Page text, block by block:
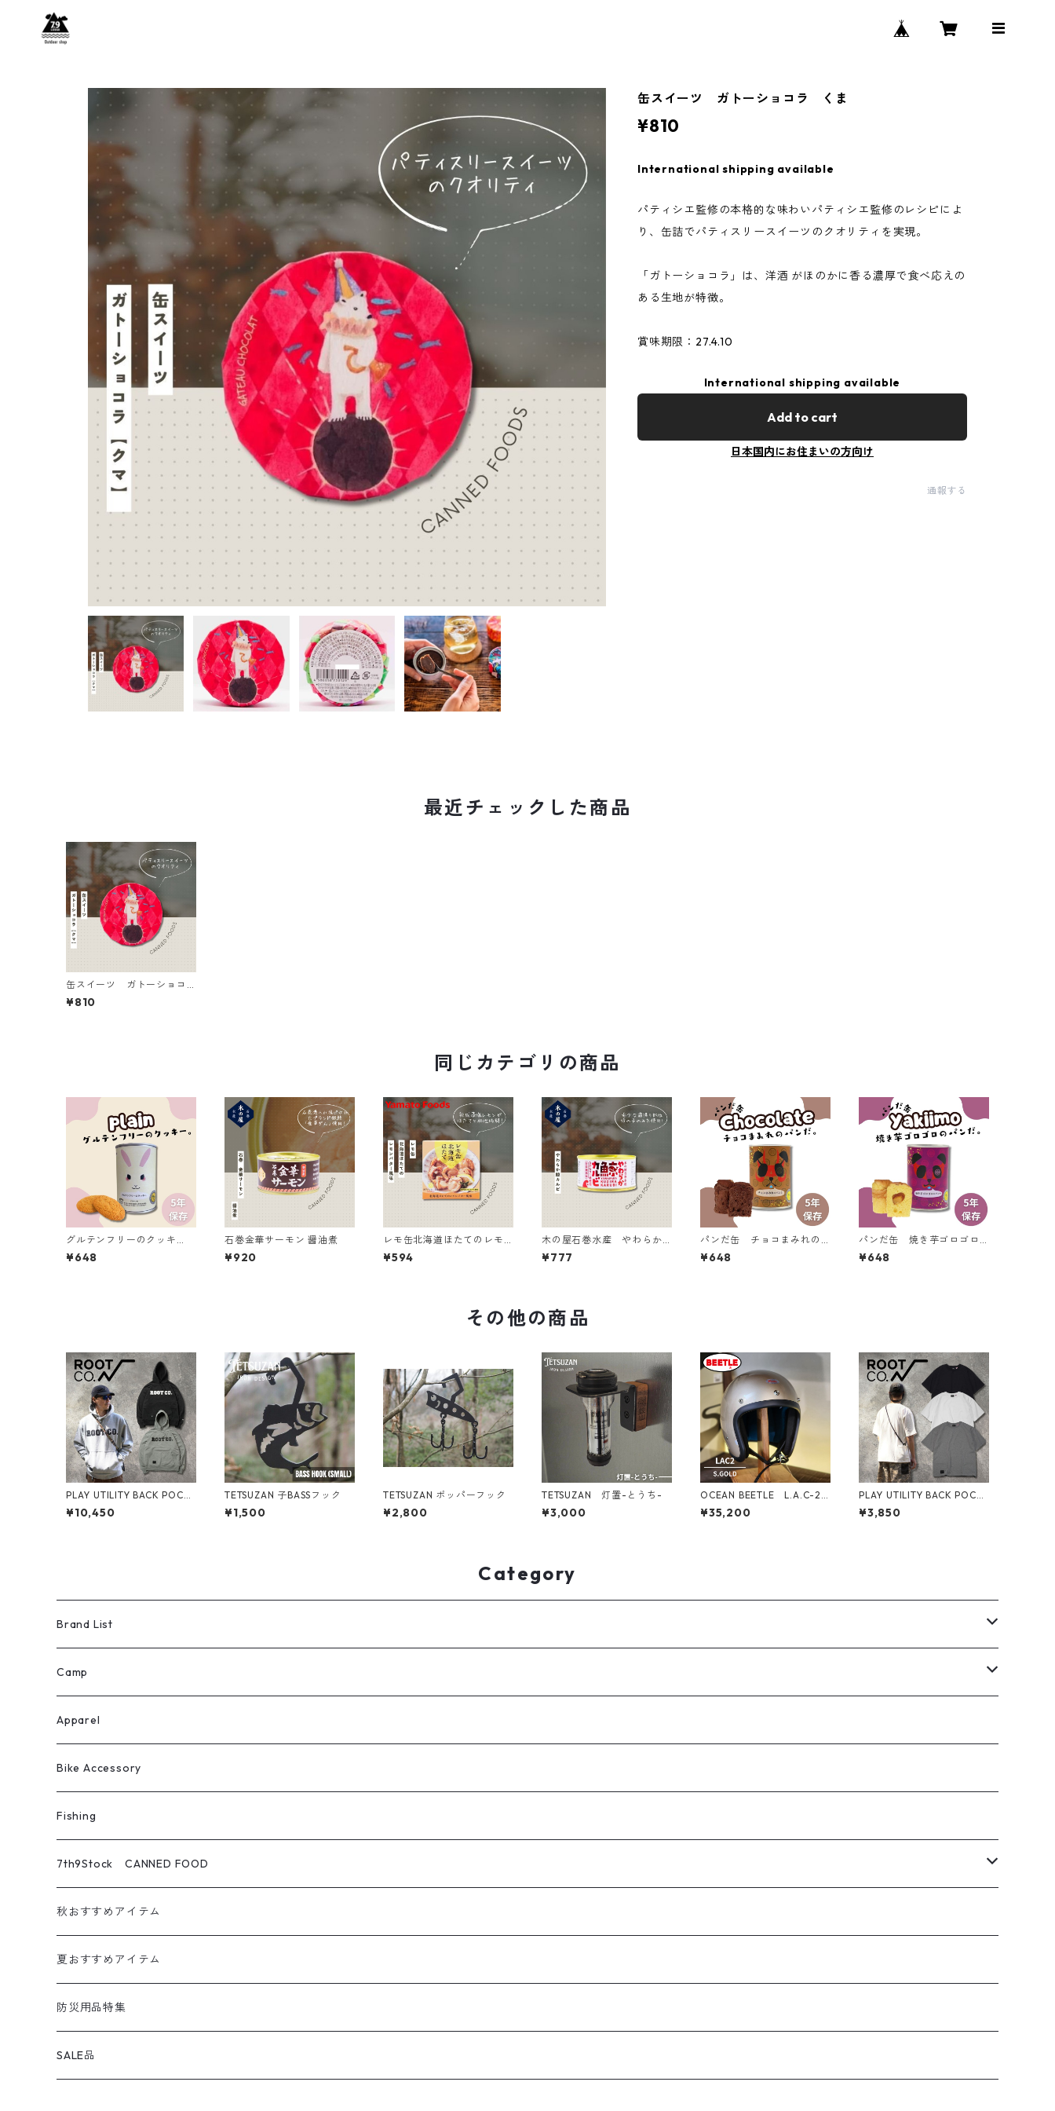
缶スイーツ ガトーショコラ くま
¥810
International shipping available
パティシエ監修の本格的な味わいパティシエ監修のレシピによ
り、缶詰でパティスリースイーツのクオリティを実現。
「ガトーショコラ」は、洋酒 がほのかに香る濃厚で食べ応えの
ある生地が特徴。
賞味期限：27.4.10
International shipping available
Add to cart
日本国内にお住まいの方向け
通報する
最近チェックした商品
缶スイーツ ガトーショコ
ラ くま
¥810
同じカテゴリの商品
グルテンフリーのクッキ
ー
¥648
石巻金華サーモン 醤油煮
¥920
レモ缶北海道ほたてのレモ
ンバタ ー風味
¥594
木の屋石巻水産 やわらか
鯨カルビ
¥777
パンだ缶 チョコまみれの
パンだ
¥648
パンだ缶 焼き芋ゴロゴロ
のパンだ
¥648
その他の商品
PLAY UTILITY BACK POCK
ET Logo Sweat Hoodie 20
24
¥10,450
TETSUZAN 子BASSフック
¥1,500
TETSUZAN ポッパーフック
¥2,800
TETSUZAN 灯置-とうち-
¥3,000
OCEAN BEETLE L.A.C-2
S.Gold＆S.Gray オーシャ
ンビートル ヘルメット
¥35,200
PLAY UTILITY BACK POCK
ET Plain T-Shirts
¥3,850
Category
Brand List
ROOT CO.
H.A.K.U
escargot （北沢株式会社）
Rob Snow
Tokyo Camp
CRAFTPLUS
kassai.
GREBE WORKS
corerocca
Camp
テント
シュラフ・コット・マット
テーブル・チェア
焚火アイテム
調理道具・食器
ランタン
アウトドア小物
クーラーボックス
Apparel
Bike Accessory
Fishing
7th9Stock CANNED FOOD
パンの缶詰
お魚の缶詰
お肉の缶詰
スイーツの缶詰
秋おすすめアイテム
夏おすすめアイテム
防災用品特集
SALE品